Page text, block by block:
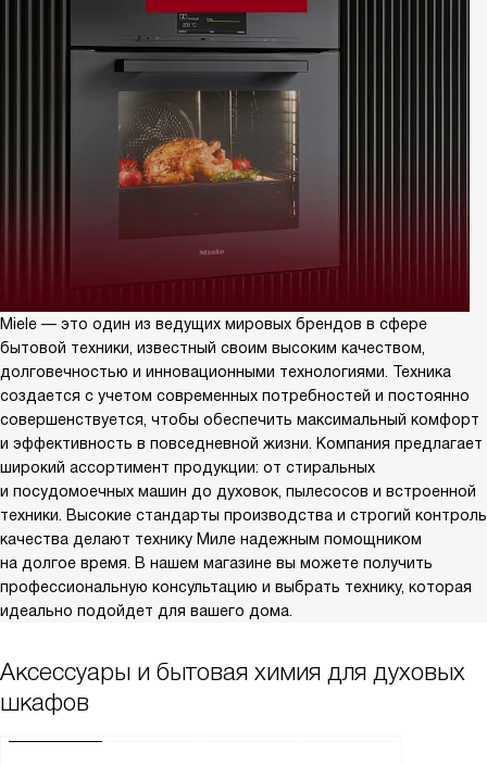
Miele — это один из ведущих мировых брендов в сфере
бытовой техники, известный своим высоким качеством,
долговечностью и инновационными технологиями. Техника
создается с учетом современных потребностей и постоянно
совершенствуется, чтобы обеспечить максимальный комфорт
и эффективность в повседневной жизни. Компания предлагает
широкий ассортимент продукции: от стиральных
и посудомоечных машин до духовок, пылесосов и встроенной
техники. Высокие стандарты производства и строгий контроль
качества делают технику Миле надежным помощником
на долгое время. В нашем магазине вы можете получить
профессиональную консультацию и выбрать технику, которая
идеально подойдет для вашего дома.
Аксессуары и бытовая химия для духовых
шкафов